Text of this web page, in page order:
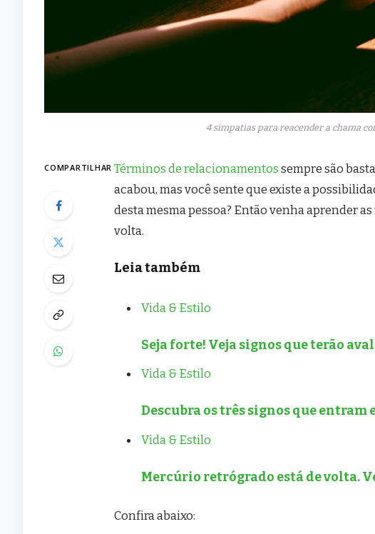
4 simpatias para reacender a chama
COMPARTILHAR Términos de relacionamentos sempre são
acabou, mas você sente que existe a
desta mesma pessoa? Então venha aprender
volta.
Leia também
Vida & Estilo
Seja forte! Veja signos que terão
Vida & Estilo
Descubra os três signos que entram
Vida & Estilo
Mercúrio retrógrado está de volta.
Confira abaixo: